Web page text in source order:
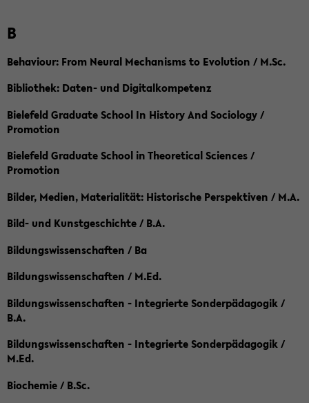
B
Behaviour: From Neural Mechanisms to Evolution / M.Sc.
Bibliothek: Daten- und Digitalkompetenz
Bielefeld Graduate School In History And Sociology /
Promotion
Bielefeld Graduate School in Theoretical Sciences /
Promotion
Bilder, Medien, Materialität: Historische Perspektiven / M.A.
Bild- und Kunstgeschichte / B.A.
Bildungswissenschaften / Ba
Bildungswissenschaften / M.Ed.
Bildungswissenschaften - Integrierte Sonderpädagogik /
B.A.
Bildungswissenschaften - Integrierte Sonderpädagogik /
M.Ed.
Biochemie / B.Sc.